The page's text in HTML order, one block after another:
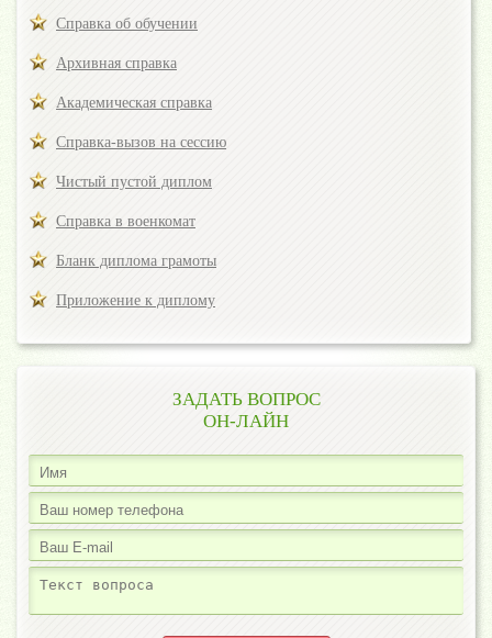
Справка об обучении
Архивная справка
Академическая справка
Справка-вызов на сессию
Чистый пустой диплом
Справка в военкомат
Бланк диплома грамоты
Приложение к диплому
ЗАДАТЬ ВОПРОС
ОН-ЛАЙН